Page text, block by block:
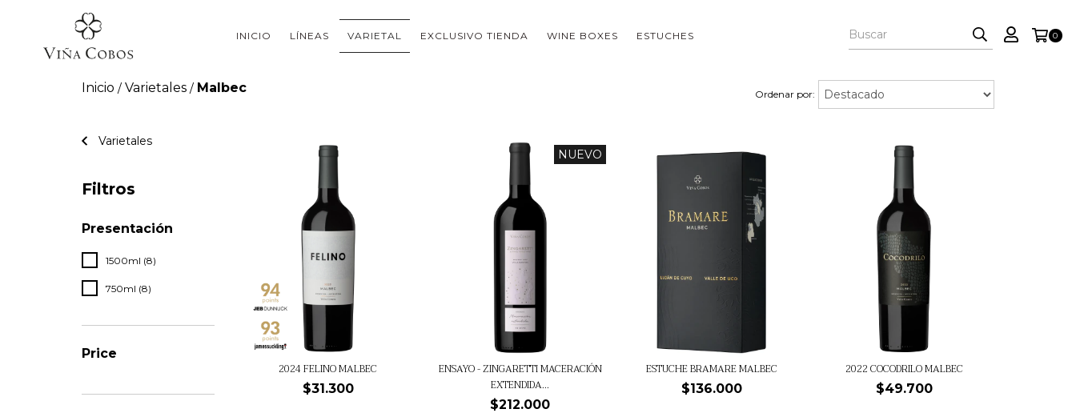
INICIO LÍNEAS VARIETAL EXCLUSIVO TIENDA WINE BOXES ESTUCHES 0
Inicio / Varietales / Malbec Ordenar por:
Varietales
Filtros
Presentación
1500ml (8)
750ml (8)
Price
2024 FELINO MALBEC
$31.300
NUEVO
ENSAYO - ZINGARETTI MACERACIÓN
EXTENDIDA...
$212.000
ESTUCHE BRAMARE MALBEC
$136.000
2022 COCODRILO MALBEC
$49.700